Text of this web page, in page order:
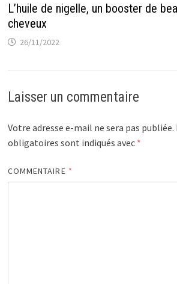
L’huile de nigelle, un booster de
cheveux
26/11/2022
Laisser un commentaire
Votre adresse e-mail ne sera pas publiée.
obligatoires sont indiqués avec *
COMMENTAIRE *